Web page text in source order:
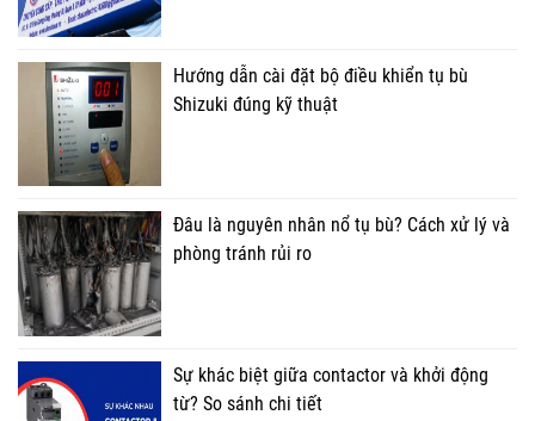
Hướng dẫn cài đặt bộ điều khiển tụ bù
Shizuki đúng kỹ thuật
Đâu là nguyên nhân nổ tụ bù? Cách xử lý và
phòng tránh rủi ro
Sự khác biệt giữa contactor và khởi động
từ? So sánh chi tiết